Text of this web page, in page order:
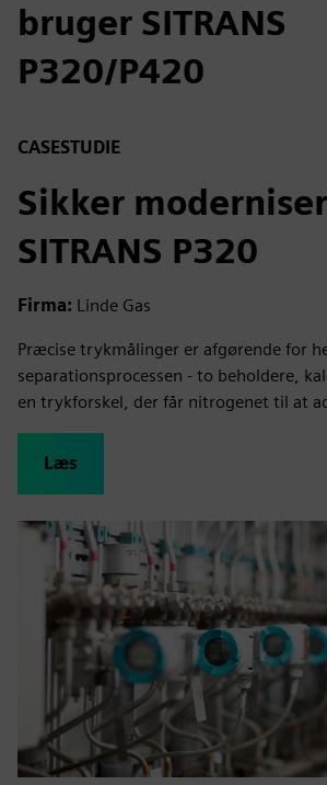
bruger SITRANS
P320/P420
CASESTUDIE
Sikker
SITRANS P320
Firma: Linde Gas
Præcise trykmålinger er afgørende for
separationsprocessen - to beholdere,
en trykforskel, der får nitrogenet til at
Læs